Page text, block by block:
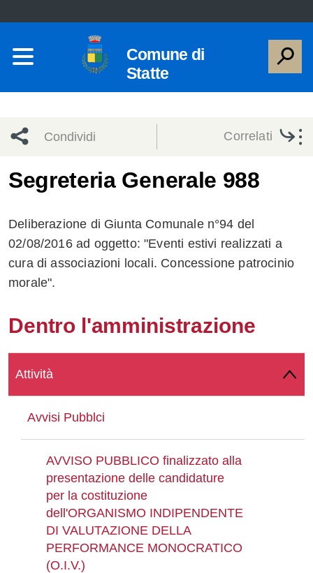
Comune di
Statte
Condividi
network
Condividi
Condividi
Facebook
su
Twitter
Condividi
su
Condividi
Whatsapp
Correlati
Segreteria Generale 988
Deliberazione di Giunta Comunale n°94 del
02/08/2016 ad oggetto: "Eventi estivi realizzati a
cura di associazioni locali. Concessione patrocinio
morale".
Dentro l'amministrazione
Attività
Avvisi Pubblci
AVVISO PUBBLICO finalizzato alla
presentazione delle candidature
per la costituzione
dell'ORGANISMO INDIPENDENTE
DI VALUTAZIONE DELLA
PERFORMANCE MONOCRATICO
(O.I.V.)